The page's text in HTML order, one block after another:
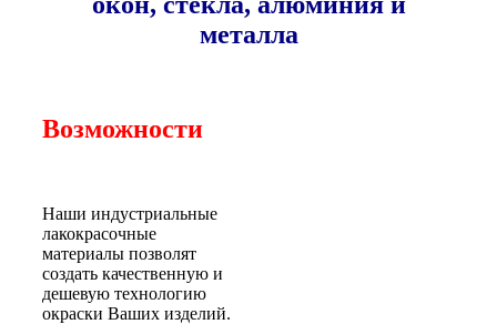
металла
Возможности
Наши индустриальные
лакокрасочные
материалы позволят
создать качественную и
дешевую технологию
окраски Ваших изделий.